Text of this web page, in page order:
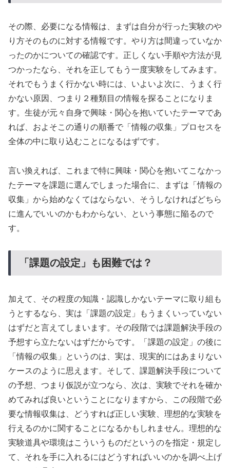
その際、必要になる情報は、まずは自分が行った実験のや
り方そのものに対する情報です。やり方は間違っていなか
ったのかについての確認です。正しくない手順や方法が見
つかったなら、それを正してもう一度実験をしてみます。
それでもうまく行かない時には、いよいよ次に、うまく行
かない原因、つまり２種類目の情報を探ることになりま
す。生徒が元々自身で興味・関心を抱いていたテーマであ
れば、およそこの通りの順番で「情報の収集」プロセスを
全体の中に取り込むことになるはずです。
言い換えれば、これまで特に興味・関心を抱いてこなかっ
たテーマを課題に選んでしまった場合に、まずは「情報の
収集」から始めなくてはならない、そうしなければどちら
に進んでいいのかもわからない、という事態に陥るので
す。
「課題の設定」も困難では？
加えて、その程度の知識・認識しかないテーマに取り組も
うとするなら、実は「課題の設定」もうまくいっていない
はずだと言えてしまいます。その段階では課題解決手段の
予想すら立たないはずだからです。「課題の設定」の後に
「情報の収集」というのは、実は、現実的にはあまりない
ケースのように思えます。そして、課題解決手段について
の予想、つまり仮説が立つなら、次は、実験でそれを確か
めてみれば良いということになりますから、この段階で必
要な情報収集は、どうすれば正しい実験、理想的な実験を
行えるのかに関することになるかもしれません。理想的な
実験道具や環境はこういうものだというのを指定・規定し
て、それを手に入れるにはどうすればいいのかを調べ上げ